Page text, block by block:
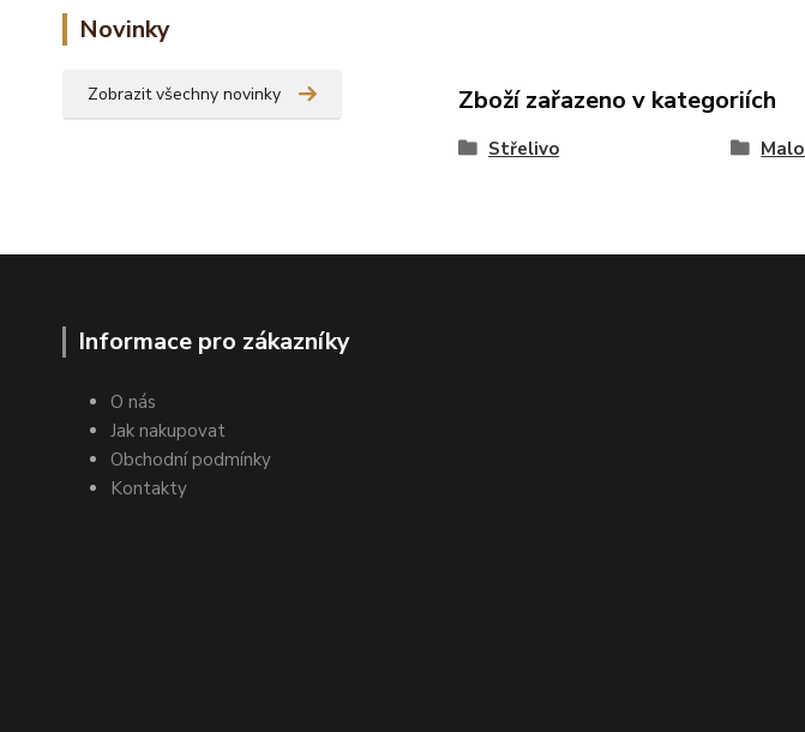
Novinky
Zobrazit všechny novinky Zboží zařazeno v kategoriích
Střelivo
Informace pro zákazníky
O nás
Jak nakupovat
Obchodní podmínky
Kontakty